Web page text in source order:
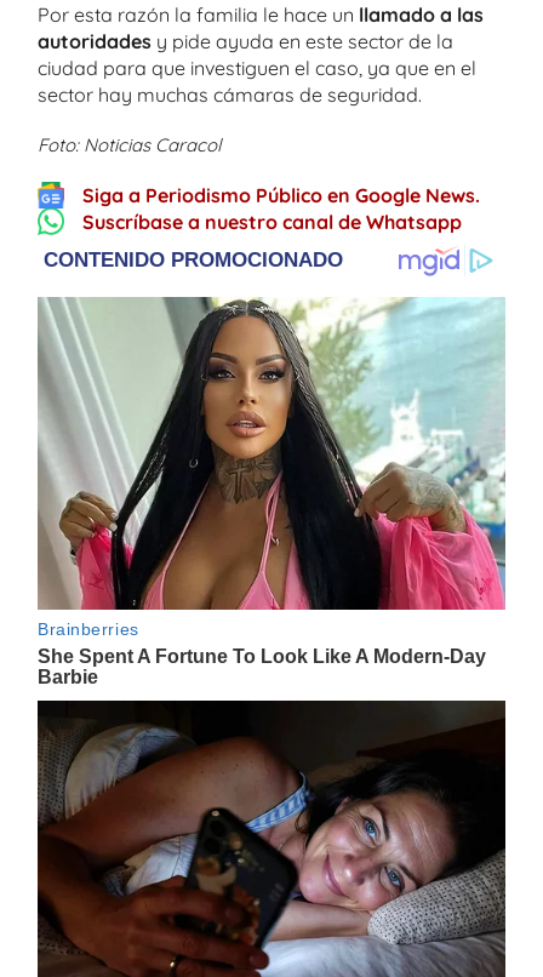
Por esta razón la familia le hace un llamado a las
autoridades y pide ayuda en este sector de la
ciudad para que investiguen el caso, ya que en el
sector hay muchas cámaras de seguridad.
Foto: Noticias Caracol
Siga a Periodismo Público en Google News.
Suscríbase a nuestro canal de Whatsapp